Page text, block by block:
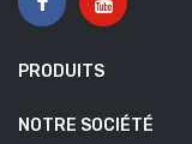
PRODUITS
NOTRE SOCIÉTÉ